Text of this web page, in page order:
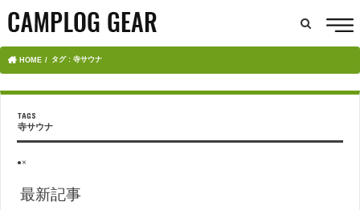
HOME タグ : 寺サウナ
寺サウナ
●×
最新記事